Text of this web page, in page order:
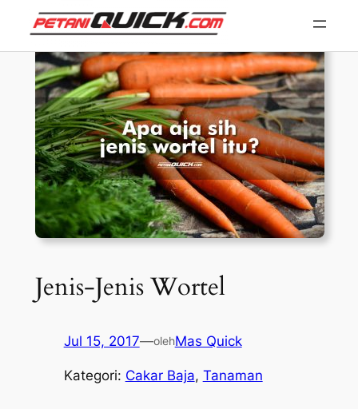
content
Jenis-Jenis Wortel
Jul 15, 2017—olehMas Quick
Kategori: Cakar Baja, Tanaman